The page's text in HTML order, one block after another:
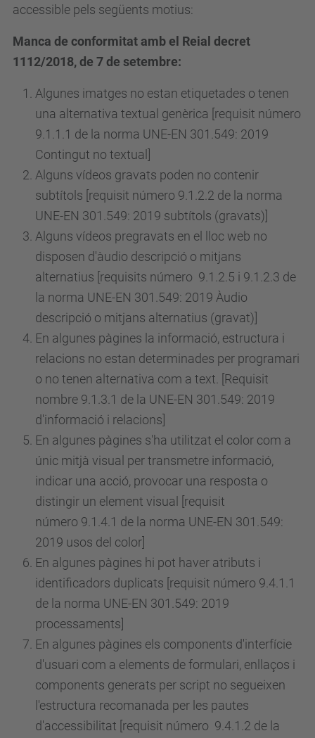
accessible pels següents motius:
Manca de conformitat amb el Reial decret
1112/2018, de 7 de setembre:
Algunes imatges no estan etiquetades o tenen
una alternativa textual genèrica [requisit número
9.1.1.1 de la norma UNE-EN 301.549: 2019
Contingut no textual]
Alguns vídeos gravats poden no contenir
subtítols [requisit número 9.1.2.2 de la norma
UNE-EN 301.549: 2019 subtítols (gravats)]
Alguns vídeos pregravats en el lloc web no
disposen d'àudio descripció o mitjans
alternatius [requisits número 9.1.2.5 i 9.1.2.3 de
la norma UNE-EN 301.549: 2019 Àudio
descripció o mitjans alternatius (gravat)]
En algunes pàgines la informació, estructura i
relacions no estan determinades per programari
o no tenen alternativa com a text. [Requisit
nombre 9.1.3.1 de la UNE-EN 301.549: 2019
d'informació i relacions]
En algunes pàgines s'ha utilitzat el color com a
únic mitjà visual per transmetre informació,
indicar una acció, provocar una resposta o
distingir un element visual [requisit
número 9.1.4.1 de la norma UNE-EN 301.549:
2019 usos del color]
En algunes pàgines hi pot haver atributs i
identificadors duplicats [requisit número 9.4.1.1
de la norma UNE-EN 301.549: 2019
processaments]
En algunes pàgines els components d'interfície
d'usuari com a elements de formulari, enllaços i
components generats per script no segueixen
l'estructura recomanada per les pautes
d'accessibilitat [requisit número 9.4.1.2 de la